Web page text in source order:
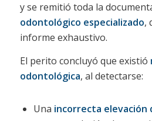
y se remitió toda la
odontológico especializado,
informe exhaustivo.
El perito concluyó que existió
odontológica, al detectarse:
Una incorrecta elevación